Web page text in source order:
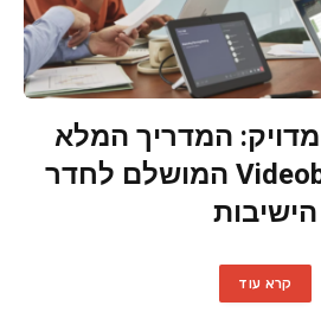
המדריך המלא
לבחירת ה-Videobar המושלם לחדר
הישיבות
קרא עוד